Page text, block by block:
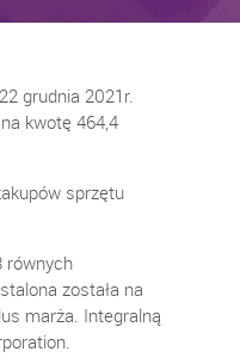
grudnia 2021r.
kwotę 464,4
sprzętu
równych
została na
marża. Integralną